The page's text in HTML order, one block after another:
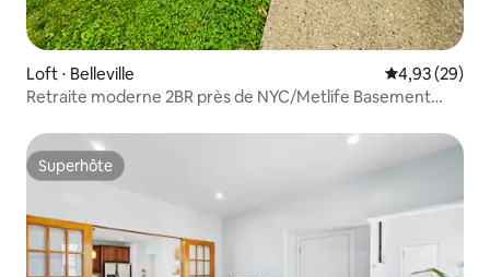
Loft ⋅ Belleville Évaluation
4,93 (29)
Retraite moderne 2BR près de NYC/Metlife Basement
Superhôte
Superhôte